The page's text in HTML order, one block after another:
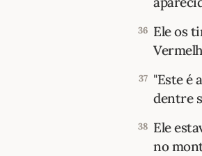
36 Ele os
37 "Este é
dentre
38 Ele
no